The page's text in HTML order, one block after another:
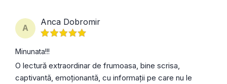
A
Anca Dobromir
Minunata!!!
O lectură extraordinar de frumoasa, bine scrisa,
captivantă, emoționantă, cu informații pe care nu le